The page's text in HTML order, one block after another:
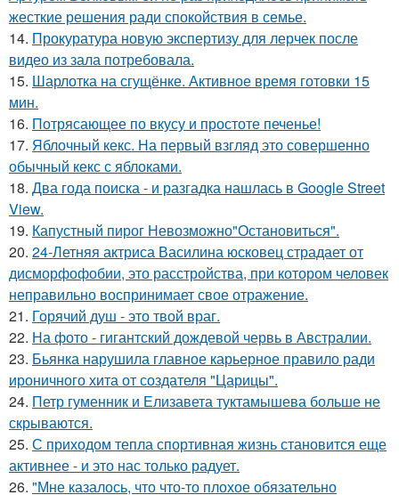
жесткие решения ради спокойствия в семье.
14. Прокуратура новую экспертизу для лерчек после
видео из зала потребовала.
15. Шарлотка на сгущёнке. Активное время готовки 15
мин.
16. Потрясающее по вкусу и простоте печенье!
17. Яблочный кекс. На первый взгляд это совершенно
обычный кекс с яблоками.
18. Два года поиска - и разгадка нашлась в Google Street
View.
19. Капустный пирог Невозможно"Остановиться".
20. 24-Летняя актриса Василина юсковец страдает от
дисморфофобии, это расстройства, при котором человек
неправильно воспринимает свое отражение.
21. Горячий душ - это твой враг.
22. На фото - гигантский дождевой червь в Австралии.
23. Бьянка нарушила главное карьерное правило ради
ироничного хита от создателя "Царицы".
24. Петр гуменник и Елизавета туктамышева больше не
скрываются.
25. С приходом тепла спортивная жизнь становится еще
активнее - и это нас только радует.
26. "Мне казалось, что что-то плохое обязательно